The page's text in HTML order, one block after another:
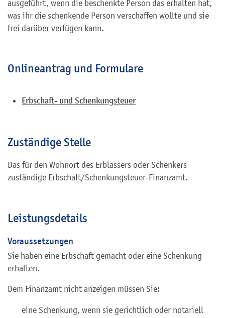
ausgeführt, wenn die beschenkte Person das erhalten hat,
was ihr die schenkende Person verschaffen wollte und sie
frei darüber verfügen kann.
Onlineantrag und Formulare
Erbschaft- und Schenkungsteuer
Zuständige Stelle
Das für den Wohnort des Erblassers oder Schenkers
zuständige Erbschaft/Schenkungsteuer-Finanzamt.
Leistungsdetails
Voraussetzungen
Sie haben eine Erbschaft gemacht oder eine Schenkung
erhalten.
Dem Finanzamt nicht anzeigen müssen Sie:
eine Schenkung, wenn sie gerichtlich oder notariell